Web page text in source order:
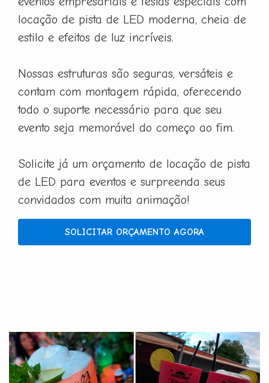
locação de pista de LED moderna, cheia de
estilo e efeitos de luz incríveis.
Nossas estruturas são seguras, versáteis e
contam com montagem rápida, oferecendo
todo o suporte necessário para que seu
evento seja memorável do começo ao fim.
Solicite já um orçamento de locação de pista
de LED para eventos e surpreenda seus
convidados com muita animação!
SOLICITAR ORÇAMENTO AGORA